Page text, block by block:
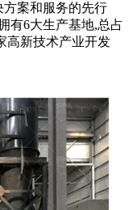
案和服务的先行
有6大生产基地,总占
高新技术产业开发